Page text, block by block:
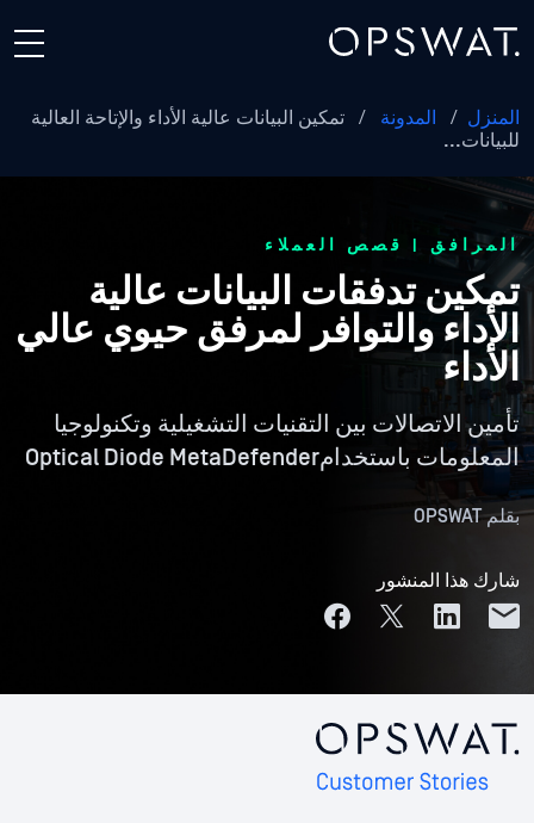
المنزل / المدونة /
تمكين البيانات عالية الأداء والإتاحة العالية
للبيانات...
المرافق | قصص العملاء
تمكين تدفقات البيانات عالية
الأداء والتوافر لمرفق حيوي عالي
الأداء
تأمين الاتصالات بين التقنيات التشغيلية وتكنولوجيا
المعلومات باستخدامOptical Diode MetaDefender
بقلمOPSWAT
شارك هذا المنشور